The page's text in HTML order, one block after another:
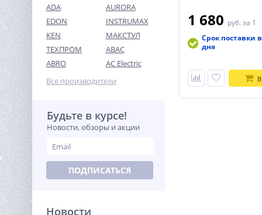
Виброплита TOR C-60(R)
(Loncin)
38 891
ADA
AURORA
EDON
INSTRUMAX
KEN
МАКСТУЛ
ТЕХПРОМ
ABAC
ABRO
AC Electric
Все производители
Будьте в курсе!
Новости, обзоры и акции
ПОДПИСАТЬСЯ
Новости
1 680 руб. за 1
Срок поставки
дня